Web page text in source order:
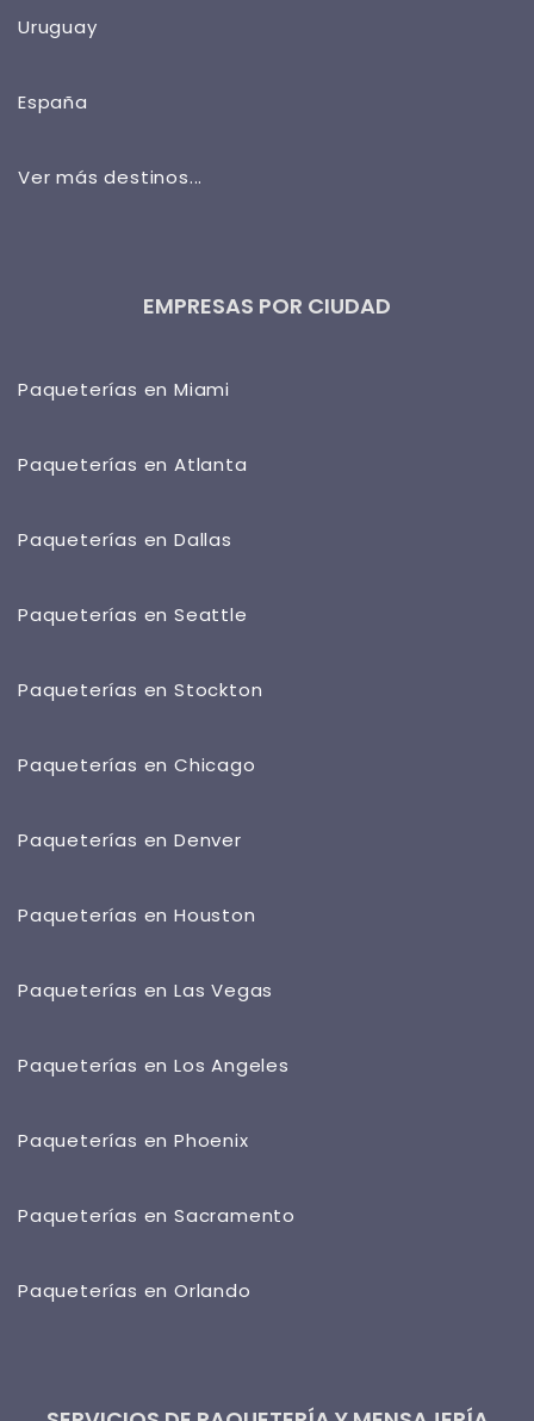
Uruguay
España
Ver más destinos...
EMPRESAS POR CIUDAD
Paqueterías en Miami
Paqueterías en Atlanta
Paqueterías en Dallas
Paqueterías en Seattle
Paqueterías en Stockton
Paqueterías en Chicago
Paqueterías en Denver
Paqueterías en Houston
Paqueterías en Las Vegas
Paqueterías en Los Angeles
Paqueterías en Phoenix
Paqueterías en Sacramento
Paqueterías en Orlando